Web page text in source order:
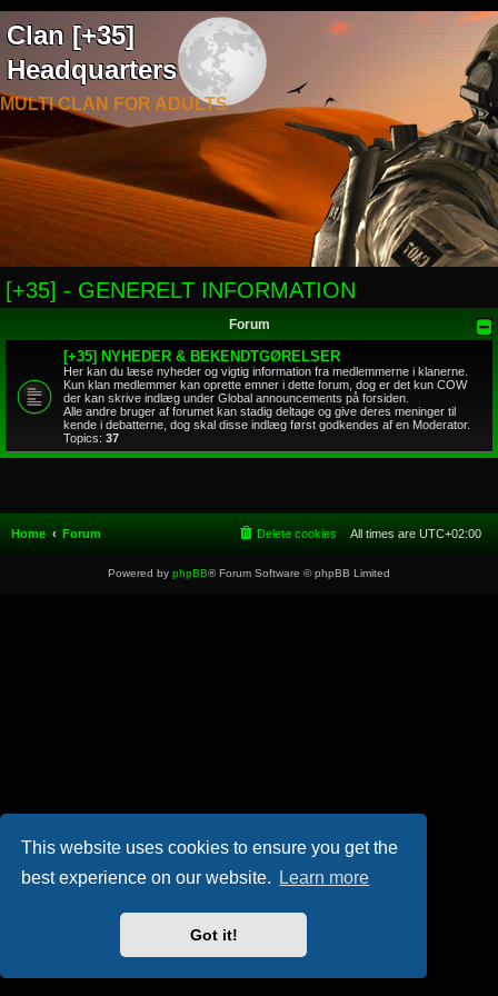
This website uses cookies to ensure you get the
best experience on our website.
Learn more
Got it!
Clan [+35]
Headquarters
MULTI CLAN FOR ADULTS
[+35] - GENERELT INFORMATION
Forum
[+35] NYHEDER & BEKENDTGØRELSER
Her kan du læse nyheder og vigtig information fra medlemmerne i klanerne.
Kun klan medlemmer kan oprette emner i dette forum, dog er det kun COW
der kan skrive indlæg under Global announcements på forsiden.
Alle andre bruger af forumet kan stadig deltage og give deres meninger til
kende i debatterne, dog skal disse indlæg først godkendes af en Moderator.
Topics: 37
Home Forum All times are UTC+02:00
Delete cookies
Powered by phpBB® Forum Software © phpBB Limited